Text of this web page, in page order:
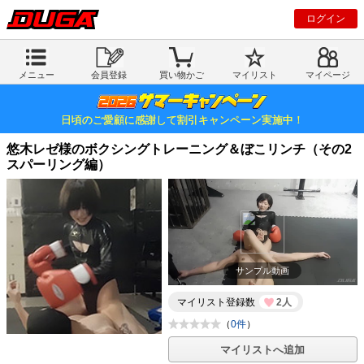
ログイン
メニュー 会員登録 買い物かご マイリスト マイページ
日頃のご愛顧に感謝して割引キャンペーン実施中！
悠木レゼ様のボクシングトレーニング＆ぼこリンチ（その2
スパーリング編）
サンプル動画
マイリスト登録数
2人
（0件）
マイリストへ追加